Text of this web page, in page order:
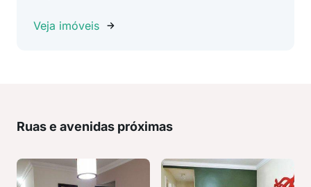
Veja imóveis
Ruas e avenidas próximas